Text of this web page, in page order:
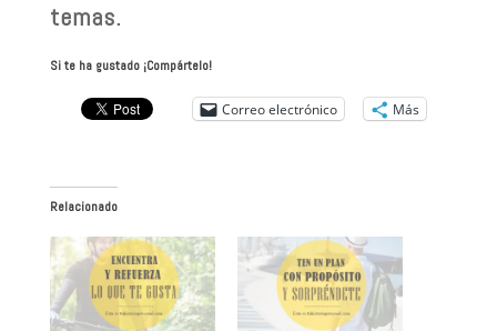
temas.
Si te ha gustado ¡Compártelo!
Correo electrónico Más
Relacionado